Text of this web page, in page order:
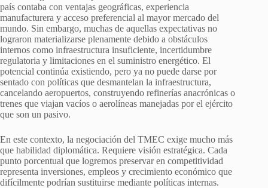
país contaba con ventajas geográficas, experiencia
manufacturera y acceso preferencial al mayor mercado del
mundo. Sin embargo, muchas de aquellas expectativas no
lograron materializarse plenamente debido a obstáculos
internos como infraestructura insuficiente, incertidumbre
regulatoria y limitaciones en el suministro energético. El
potencial continúa existiendo, pero ya no puede darse por
sentado con políticas que desmantelan la infraestructura,
cancelando aeropuertos, construyendo refinerías anacrónicas o
trenes que viajan vacíos o aerolíneas manejadas por el ejército
que son un pasivo.
En este contexto, la negociación del TMEC exige mucho más
que habilidad diplomática. Requiere visión estratégica. Cada
punto porcentual que logremos preservar en competitividad
representa inversiones, empleos y crecimiento económico que
difícilmente podrían sustituirse mediante políticas internas.